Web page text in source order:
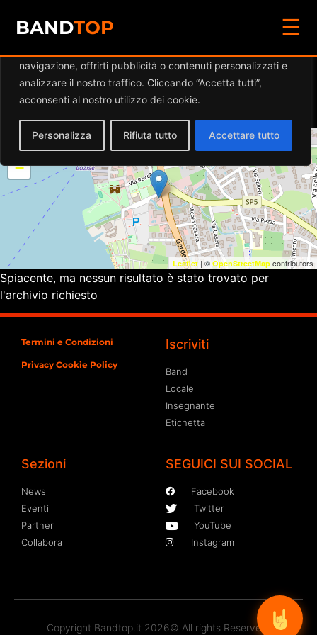
Diamo valore alla tua privacy
navigazione, offrirti pubblicità o contenuti personalizzati e
analizzare il nostro traffico. Cliccando “Accetta tutti”,
acconsenti al nostro utilizzo dei cookie.
Personalizza Rifiuta tutto Accettare tutto
BANDTOP
☰
Eventi aLA PACHECA
ROCK BAR
+
−
Leaflet | © OpenStreetMap contributors
Spiacente, ma nessun risultato è stato trovato per
l'archivio richiesto
Termini e Condizioni
Privacy Cookie Policy
Iscriviti
Band
Locale
Insegnante
Etichetta
Sezioni
News
Eventi
Partner
Collabora
SEGUICI SUI SOCIAL
Facebook
Twitter
YouTube
Instagram
Copyright Bandtop.it 2026© All rights Reserved.